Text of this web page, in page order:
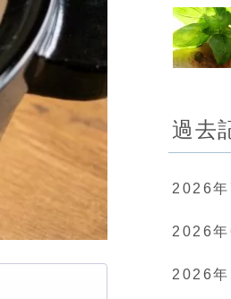
過去
2026年
2026年
2026年